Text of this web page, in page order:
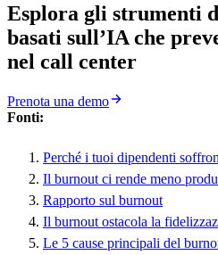
Esplora gli strumenti
basati sull’IA che
nel call center
Prenota una demo
Fonti:
Perché i tuoi dipendenti
Il burnout ci rende meno
Rapporto sul burnout
Il burnout ostacola la
Le 5 cause principali del